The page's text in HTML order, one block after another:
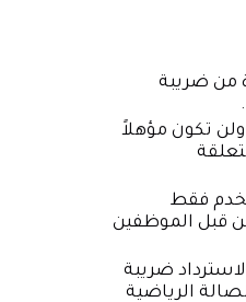
من ضريبة
ولن تكون مؤهلاً
فقط
قبل الموظفين
ضريبة
الرياضية